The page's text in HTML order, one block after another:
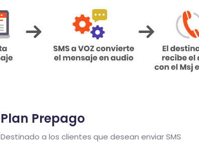
Plan Prepago
Destinado a los clientes que desean enviar SMS